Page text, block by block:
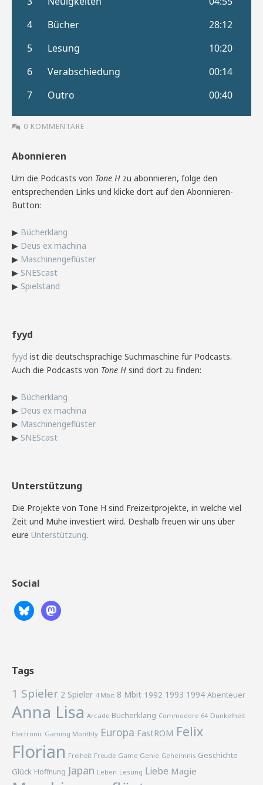
0 KOMMENTARE
Abonnieren
Um die Podcasts von Tone H zu abonnieren, folge den
entsprechenden Links und klicke dort auf den Abonnieren-
Button:
▶ Bücherklang
▶ Deus ex machina
▶ Maschinengeflüster
▶ SNEScast
▶ Spielstand
fyyd
fyyd ist die deutschsprachige Suchmaschine für Podcasts.
Auch die Podcasts von Tone H sind dort zu finden:
▶ Bücherklang
▶ Deus ex machina
▶ Maschinengeflüster
▶ SNEScast
Unterstützung
Die Projekte von Tone H sind Freizeitprojekte, in welche viel
Zeit und Mühe investiert wird. Deshalb freuen wir uns über
eure Unterstützung.
Social
Tags
1 Spieler 2 Spieler 4 Mbit 8 Mbit 1992 1993 1994 Abenteuer
Anna Lisa Arcade Bücherklang Commodore 64 Dunkelheit
Electronic Gaming Monthly Europa FastROM Felix
Florian Freiheit Freude Game Genie Geheimnis Geschichte
Glück Hoffnung Japan Leben Lesung Liebe Magie